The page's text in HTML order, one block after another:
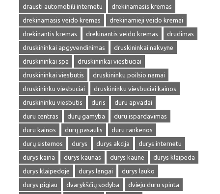
drausti automobili internetu
drekinamasis kremas
drekinamasis veido kremas
drekinamieji veido kremai
drekinantis kremas
drekinantis veido kremas
drudimas
druskininkai apgyvendinimas
druskininkai nakvyne
druskininkai spa
druskininkai viesbuciai
druskininkai viesbutis
druskininku poilsio namai
druskininku viesbuciai
druskininku viesbuciai kainos
druskininku viesbutis
duris
duru apvadai
duru centras
durų gamyba
duru ispardavimas
duru kainos
durų pasaulis
duru rankenos
durų sistemos
durys durys akcija
durys internetu
durys kaina
durys kaunas durys kaune
durys klaipeda
durys klaipedoje
durys langai
durys lauko
durys pigiau
dvarykščių sodyba
dvieju duru spinta